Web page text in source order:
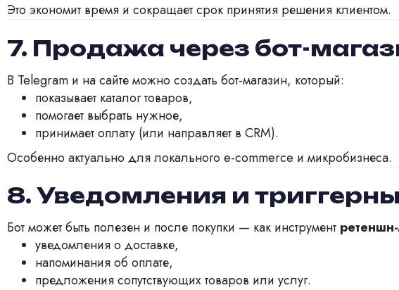
Это экономит время и сокращает срок принятия решения клиентом.
7. Продажа через бот-
В Telegram и на сайте можно создать бот-магазин, который:
показывает каталог товаров,
помогает выбрать нужное,
принимает оплату (или направляет в CRM).
Особенно актуально для локального e-commerce и микробизнеса.
8. Уведомления и
Бот может быть полезен и после покупки — как инструмент
уведомления о доставке,
напоминания об оплате,
предложения сопутствующих товаров или услуг.